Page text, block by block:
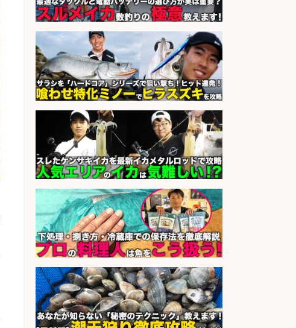
精肉・青果・鮮魚販売/お魚のカッ
トや商品の陳列スタッフ 志布志市/
未経験歓迎×残業少なめ×車通勤OK/
鹿児島県/志布志市
会社名 株式会社ホットスタッフ鹿児島
sponsored by 求人ボックス
さらに求人情報を見る